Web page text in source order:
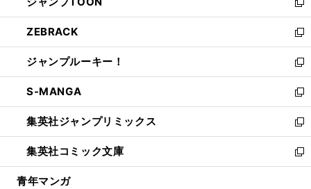
開
く
ド
ウ
で
開
く
ィ
ン
ド
ウ
で
開
く
い
ウ
ィ
ン
ド
ウ
で
開
く
新
し
い
ウ
ィ
ン
ド
ウ
で
開
く
ZEBRACK
新
し
い
ウ
ィ
ン
ド
ウ
で
開
ジャンプルーキー！
新
し
い
ウ
ィ
ン
ド
ウ
S-MANGA
新
し
い
ウ
ィ
ン
集英社ジャンプリミックス
新
し
い
ウ
集英社コミック文庫
新
し
青年マンガ